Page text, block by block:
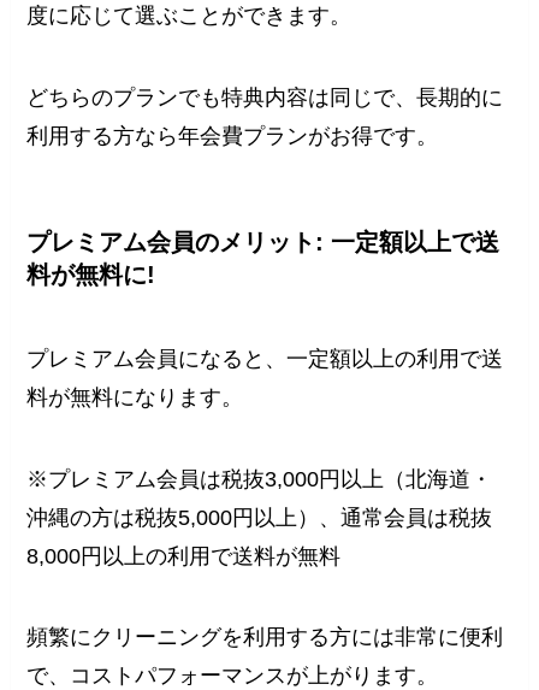
度に応じて選ぶことができます。
どちらのプランでも特典内容は同じで、長期的に
利用する方なら年会費プランがお得です。
プレミアム会員のメリット: 一定額以上で送
料が無料に!
プレミアム会員になると、一定額以上の利用で送
料が無料になります。
※プレミアム会員は税抜3,000円以上（北海道・
沖縄の方は税抜5,000円以上）、通常会員は税抜
8,000円以上の利用で送料が無料
頻繁にクリーニングを利用する方には非常に便利
で、コストパフォーマンスが上がります。